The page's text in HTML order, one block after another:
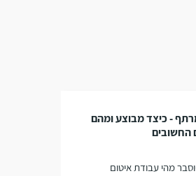
- כיצד מבוצע ומהם
החשובים
מהי עבודת איטום